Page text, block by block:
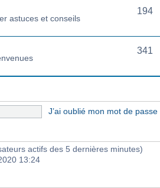
astuces et conseils
194
341
J’ai oublié mon mot de passe
actifs des 5 dernières minutes)
13:24